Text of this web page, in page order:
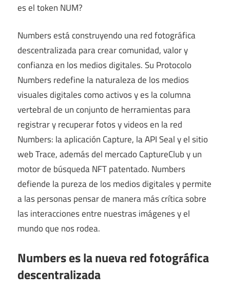
es el token NUM?
Numbers está construyendo una red fotográfica
descentralizada para crear comunidad, valor y
confianza en los medios digitales. Su Protocolo
Numbers redefine la naturaleza de los medios
visuales digitales como activos y es la columna
vertebral de un conjunto de herramientas para
registrar y recuperar fotos y videos en la red
Numbers: la aplicación Capture, la API Seal y el sitio
web Trace, además del mercado CaptureClub y un
motor de búsqueda NFT patentado. Numbers
defiende la pureza de los medios digitales y permite
a las personas pensar de manera más crítica sobre
las interacciones entre nuestras imágenes y el
mundo que nos rodea.
Numbers es la nueva red fotográfica
descentralizada